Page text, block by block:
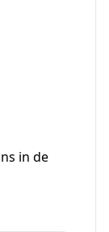
in de